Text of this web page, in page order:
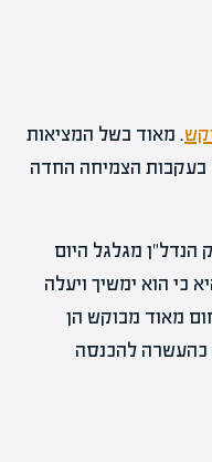
. מאוד בשל המציאות
בעקבות הצמיחה החדה
מגלגל היום
כי הוא ימשיך ויעלה
מאוד מבוקש הן
כהעשרה להכנסה